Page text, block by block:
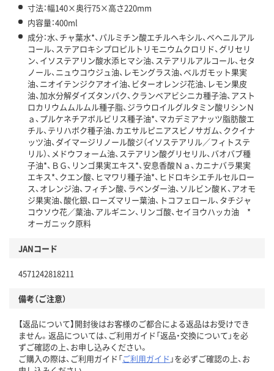
寸法：幅140×奥行75×高さ220mm
内容量：400ml
成分：水、チャ葉水*、パルミチン酸エチルヘキシル、ベヘニルアル
コール、ステアロキシプロピルトリモニウムクロリド、グリセリ
ン、イソステアリン酸水添ヒマシ油、ステアリルアルコール、セタ
ノール、ニュウコウジュ油、レモングラス油、ベルガモット果実
油、ニオイテンジクアオイ油、ビターオレンジ花油、レモン果皮
油、加水分解ダイズタンパク、クランベアビシニカ種子油、アスト
ロカリウムムルムル種子脂、ジラウロイルグルタミン酸リシンＮ
ａ、プルケネチアボルビリス種子油*、マカデミアナッツ脂肪酸エ
チル、テリハボク種子油、カエサルピニアスピノサガム、ククイナ
ッツ油、ダイマージリノール酸ジ（イソステアリル／フィトステ
リル）、メドウフォーム油、ステアリン酸グリセリル、バオバブ種
子油*、ＢＧ、リンゴ果実エキス*、安息香酸Ｎａ、カニナバラ果実
エキス*、クエン酸、ヒマワリ種子油*、ヒドロキシエチルセルロー
ス、オレンジ油、フィチン酸、ラベンダー油、ソルビン酸Ｋ、アオモ
ジ果実油、酸化銀、ローズマリー葉油、トコフェロール、タチジャ
コウソウ花／葉油、アルギニン、リンゴ酸、セイヨウハッカ油 *
オーガニック原料
JANコード
4571242818211
備考（ご注意）
【返品について】開封後はお客様のご都合による返品はお受けでき
ません。返品については、ご利用ガイド「返品・交換について」を必
ずご確認の上、お申し込みください。
ご購入の際は、ご利用ガイド「ご利用ガイド 」を必ずご確認の上、お